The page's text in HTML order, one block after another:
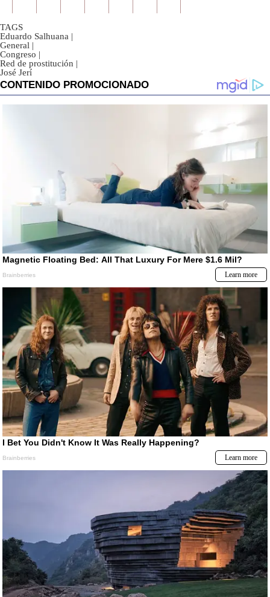
TAGS
Eduardo Salhuana |
General |
Congreso |
Red de prostitución |
José Jerí